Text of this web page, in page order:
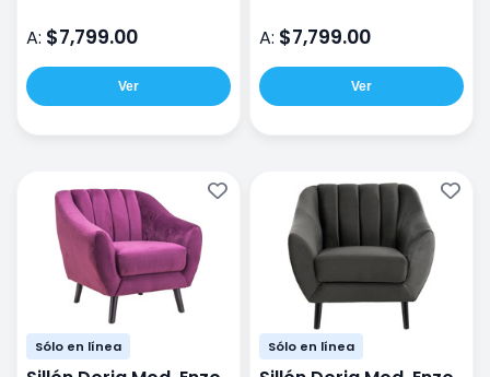
A: $7,799.00
Ver
A: $7,799.00
Ver
Sólo en línea Sólo en línea